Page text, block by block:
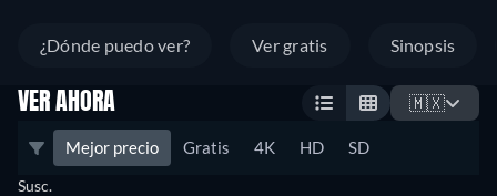
¿Dónde puedo ver? Ver gratis Sinopsis
VER AHORA 🇲🇽
Mejor precio Gratis 4K HD SD
Susc.